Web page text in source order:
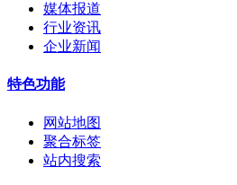
媒体报道
行业资讯
企业新闻
特色功能
网站地图
聚合标签
站内搜索